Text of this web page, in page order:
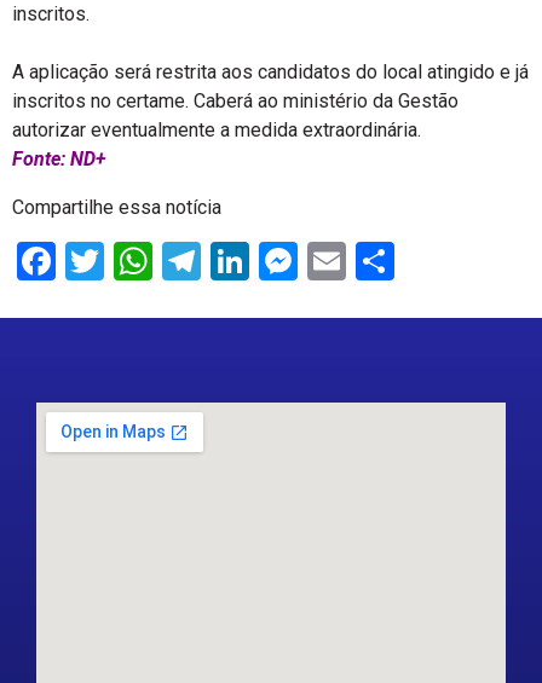
inscritos.
A aplicação será restrita aos candidatos do local atingido e já
inscritos no certame. Caberá ao ministério da Gestão
autorizar eventualmente a medida extraordinária.
Fonte: ND+
Compartilhe essa notícia
Facebook
Twitter
WhatsApp
Telegram
LinkedIn
Messenger
Email